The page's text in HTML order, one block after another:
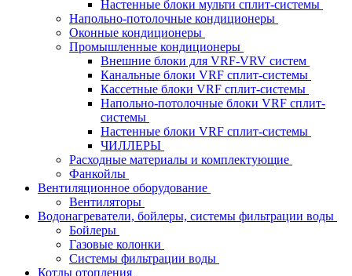
Настенные блоки мульти сплит-системы
Напольно-потолочные кондиционеры
Оконные кондиционеры
Промышленные кондиционеры
Внешние блоки для VRF-VRV систем
Канальные блоки VRF сплит-системы
Кассетные блоки VRF сплит-системы
Напольно-потолочные блоки VRF сплит-
системы
Настенные блоки VRF сплит-системы
ЧИЛЛЕРЫ
Расходные материалы и комплектующие
Фанкойлы
Вентиляционное оборудование
Вентиляторы
Водонагреватели, бойлеры, системы фильтрации воды
Бойлеры
Газовые колонки
Системы фильтрации воды
Котлы отопления